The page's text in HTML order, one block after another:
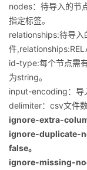
nodes：待导入的节
指定标签。
relationships:待导入
件
id-type:每个节点需
为string。
input-encoding：导
delimiter：csv文件
ignore-extra-
ignore-duplicate-
false。
ignore-missing-